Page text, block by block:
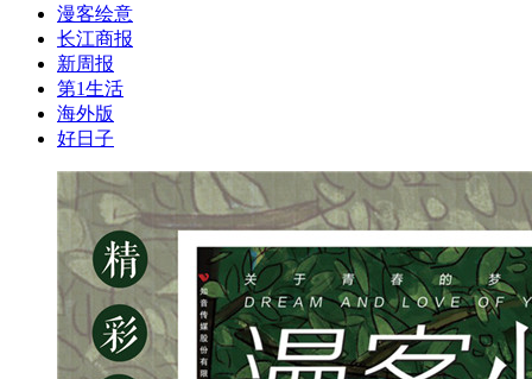
漫客绘意
长江商报
新周报
第1生活
海外版
好日子